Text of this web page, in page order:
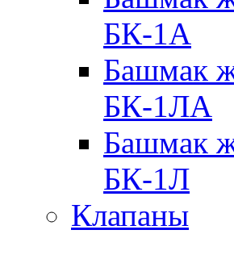
БК-1А
Башмак
БК-1ЛА
Башмак
БК-1Л
Клапаны